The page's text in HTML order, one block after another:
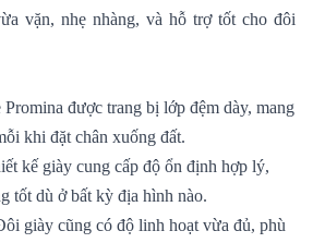
vặn, nhẹ nhàng, và hỗ trợ tốt cho đôi
được trang bị lớp đệm dày, mang
khi đặt chân xuống đất.
kế giày cung cấp độ ổn định hợp lý,
tốt dù ở bất kỳ địa hình nào.
giày cũng có độ linh hoạt vừa đủ, phù